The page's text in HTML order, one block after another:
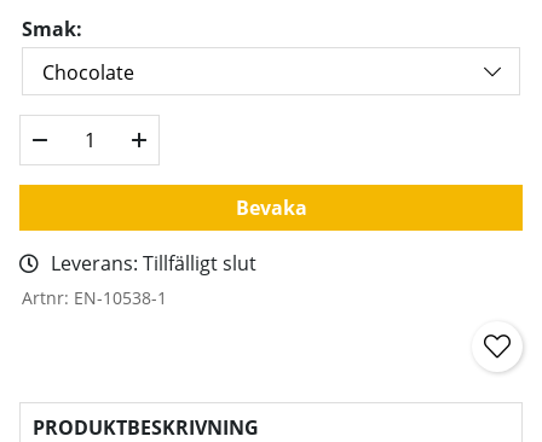
Smak:
Bevaka
Leverans: Tillfälligt slut
Artnr: EN-10538-1
PRODUKTBESKRIVNING